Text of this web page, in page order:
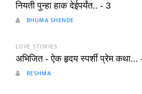
नियती पुन्हा हाक देईपर्यंत.. - 3
BHUMA SHENDE
LOVE STORIES
अभिजित - ऐक हृदय स्पर्शी प्रेम कथा...
RESHMA